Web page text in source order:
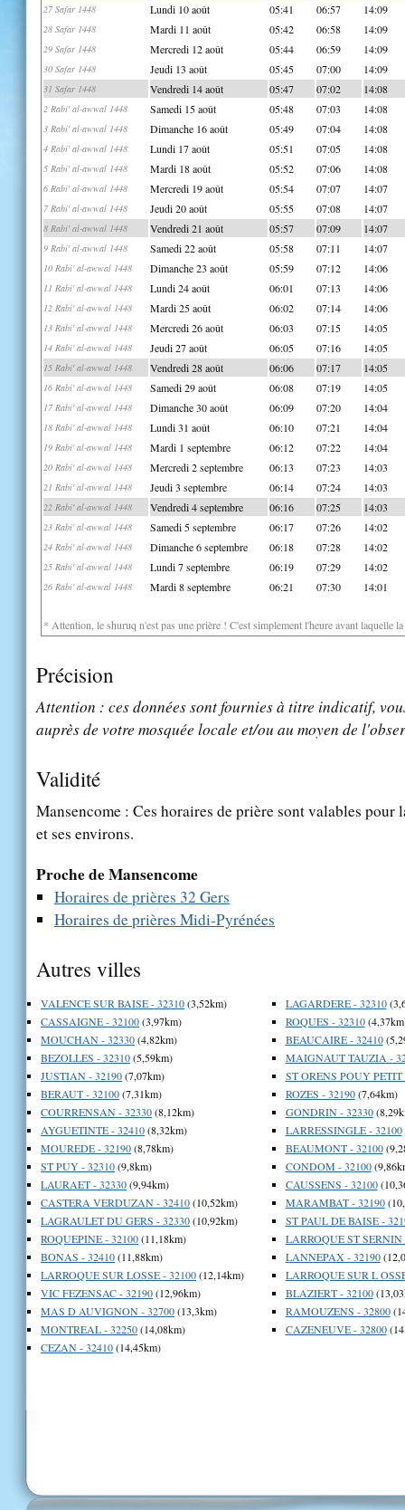
27 Safar 1448 Lundi 10 août 05:41 06:57 14:09
28 Safar 1448 Mardi 11 août 05:42 06:58 14:09
29 Safar 1448 Mercredi 12 août 05:44 06:59 14:09
30 Safar 1448 Jeudi 13 août 05:45 07:00 14:09
31 Safar 1448 Vendredi 14 août 05:47 07:02 14:08
2 Rabi' al-awwal 1448 Samedi 15 août 05:48 07:03 14:08
3 Rabi' al-awwal 1448 Dimanche 16 août 05:49 07:04 14:08
4 Rabi' al-awwal 1448 Lundi 17 août 05:51 07:05 14:08
5 Rabi' al-awwal 1448 Mardi 18 août 05:52 07:06 14:08
6 Rabi' al-awwal 1448 Mercredi 19 août 05:54 07:07 14:07
7 Rabi' al-awwal 1448 Jeudi 20 août 05:55 07:08 14:07
8 Rabi' al-awwal 1448 Vendredi 21 août 05:57 07:09 14:07
9 Rabi' al-awwal 1448 Samedi 22 août 05:58 07:11 14:07
10 Rabi' al-awwal 1448 Dimanche 23 août 05:59 07:12 14:06
11 Rabi' al-awwal 1448 Lundi 24 août 06:01 07:13 14:06
12 Rabi' al-awwal 1448 Mardi 25 août 06:02 07:14 14:06
13 Rabi' al-awwal 1448 Mercredi 26 août 06:03 07:15 14:05
14 Rabi' al-awwal 1448 Jeudi 27 août 06:05 07:16 14:05
15 Rabi' al-awwal 1448 Vendredi 28 août 06:06 07:17 14:05
16 Rabi' al-awwal 1448 Samedi 29 août 06:08 07:19 14:05
17 Rabi' al-awwal 1448 Dimanche 30 août 06:09 07:20 14:04
18 Rabi' al-awwal 1448 Lundi 31 août 06:10 07:21 14:04
19 Rabi' al-awwal 1448 Mardi 1 septembre 06:12 07:22 14:04
20 Rabi' al-awwal 1448 Mercredi 2 septembre 06:13 07:23 14:03
21 Rabi' al-awwal 1448 Jeudi 3 septembre 06:14 07:24 14:03
22 Rabi' al-awwal 1448 Vendredi 4 septembre 06:16 07:25 14:03
23 Rabi' al-awwal 1448 Samedi 5 septembre 06:17 07:26 14:02
24 Rabi' al-awwal 1448 Dimanche 6 septembre 06:18 07:28 14:02
25 Rabi' al-awwal 1448 Lundi 7 septembre 06:19 07:29 14:02
26 Rabi' al-awwal 1448 Mardi 8 septembre 06:21 07:30 14:01
* Attention, le shuruq n'est pas une prière ! C'est simplement l'heure avant laquelle
Précision
Attention : ces données sont fournies à titre indicatif,
auprès de votre mosquée locale et/ou au moyen de
Validité
Mansencome : Ces horaires de prière sont valables
et ses environs.
Proche de Mansencome
Horaires de prières 32 Gers
Horaires de prières Midi-Pyrénées
Autres villes
VALENCE SUR BAISE - 32310(3,52km)
CASSAIGNE - 32100(3,97km)
MOUCHAN - 32330(4,82km)
BEZOLLES - 32310(5,59km)
JUSTIAN - 32190(7,07km)
BERAUT - 32100(7,31km)
COURRENSAN - 32330(8,12km)
AYGUETINTE - 32410(8,32km)
MOUREDE - 32190(8,78km)
ST PUY - 32310(9,8km)
LAURAET - 32330(9,94km)
CASTERA VERDUZAN - 32410(10,52km)
LAGRAULET DU GERS - 32330(10,92km)
ROQUEPINE - 32100(11,18km)
BONAS - 32410(11,88km)
LARROQUE SUR LOSSE - 32100(12,14km)
VIC FEZENSAC - 32190(12,96km)
MAS D AUVIGNON - 32700(13,3km)
MONTREAL - 32250(14,08km)
CEZAN - 32410(14,45km)
LAGARDERE - 32310
ROQUES - 32310
BEAUCAIRE - 32410
MAIGNAUT TAUZIA -
ST ORENS POUY PETIT
ROZES - 32190(7,64km)
GONDRIN - 32330
LARRESSINGLE - 32100
BEAUMONT - 32100
CONDOM - 32100
CAUSSENS - 32100
MARAMBAT - 32190
ST PAUL DE BAISE -
LARROQUE ST SERNIN
LANNEPAX - 32190
LARROQUE SUR L
BLAZIERT - 32100
RAMOUZENS - 32800
CAZENEUVE - 32800